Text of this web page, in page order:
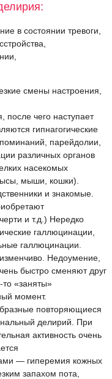
в состоянии тревоги,
смены настроения,
после чего наступает
гипнагогические
парейдолии,
различных органов
насекомых
мыши, кошки).
и знакомые.
и т.д.) Нередко
галлюцинации,
галлюцинации.
Недоумение,
быстро сменяют друг
«заняты»
момент.
повторяющиеся
делирий. При
активность очень
— гиперемия кожных
запахом пота,